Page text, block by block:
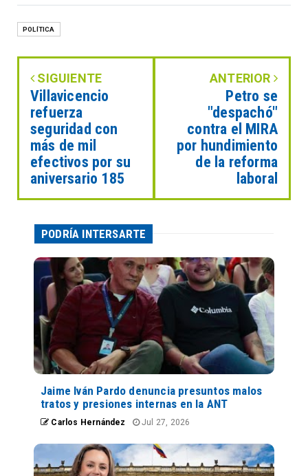
POLÍTICA
SIGUIENTE
Villavicencio
refuerza
seguridad con
más de mil
efectivos por su
aniversario 185
ANTERIOR
Petro se
"despachó"
contra el MIRA
por hundimiento
de la reforma
laboral
PODRÍA INTERSARTE
Jaime Iván Pardo denuncia presuntos malos
tratos y presiones internas en la ANT
Carlos Hernández Jul 27, 2026